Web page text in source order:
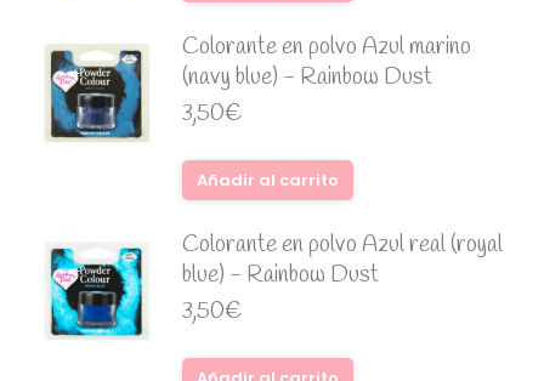
Colorante en polvo Azul marino
(navy blue) - Rainbow Dust
3,50€
Añadir al carrito
Colorante en polvo Azul real (royal
blue) - Rainbow Dust
3,50€